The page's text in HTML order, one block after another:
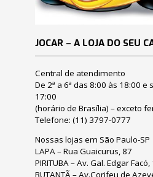
JOCAR – A LOJA DO SEU
Central de atendimento
De 2ª a 6ª das 8:00 às 18:00 e
17:00
(horário de Brasília) – exceto
Telefone: (11) 3797-0777
Nossas lojas em São Paulo-SP
LAPA – Rua Guaicurus, 87
PIRITUBA – Av. Gal. Edgar
BUTANTÃ – Av.Corifeu de